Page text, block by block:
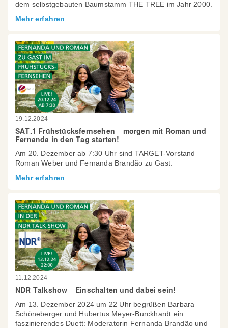
dem selbstgebauten Baumstamm THE TREE im Jahr 2000.
Mehr erfahren
19.12.2024
SAT.1 Frühstücksfernsehen – morgen mit Roman und
Fernanda in den Tag starten!
Am 20. Dezember ab 7:30 Uhr sind TARGET-Vorstand
Roman Weber und Fernanda Brandão zu Gast.
Mehr erfahren
11.12.2024
NDR Talkshow – Einschalten und dabei sein!
Am 13. Dezember 2024 um 22 Uhr begrüßen Barbara
Schöneberger und Hubertus Meyer-Burckhardt ein
faszinierendes Duett: Moderatorin Fernanda Brandão und